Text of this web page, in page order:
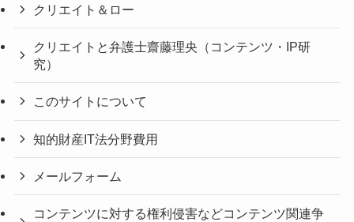
クリエイト＆ロー
クリエイトと弁護士齋藤理央（コンテンツ・IP研
究）
このサイトについて
知的財産IT法分野費用
メールフォーム
コンテンツに対する権利侵害などコンテンツ関連争